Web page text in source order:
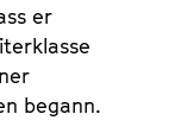
er
begann.